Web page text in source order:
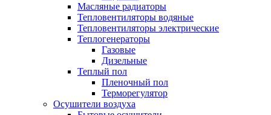
Масляные радиаторы
Тепловентиляторы водяные
Тепловентиляторы электрические
Теплогенераторы
Газовые
Дизельные
Теплый пол
Пленочный пол
Терморегулятор
Осушители воздуха